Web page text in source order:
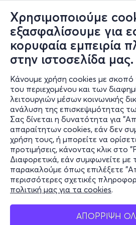
Χρησιμοποιούμε
εξασφαλίσουμε για
κορυφαία εμπειρία
στην ιστοσελίδα μας.
Κάνουμε χρήση cookies με σκοπό
του περιεχομένου και των
λειτουργιών μέσων κοινωνικής
ανάλυση της επισκεψιμότητας
Σας δίνεται η δυνατότητα για
απαραίτητων cookies, εάν δεν
χρήση τους, ή μπορείτε να
προτιμήσεις, κάνοντας κλικ στο
Διαφορετικά, εάν συμφωνείτε
παρακαλούμε όπως επιλέξετε
περισσότερες σχετικές
πολιτική μας για τα cookies.
ΑΠΟΡΡΙΨΗ
Πληροφορίες
Υποστήριξη
Stay Connected
Mobile app